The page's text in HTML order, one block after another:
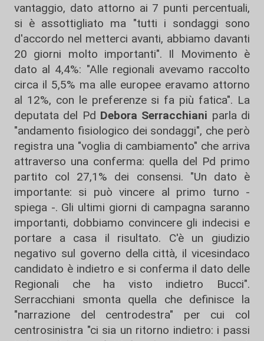
vantaggio, dato attorno ai 7 punti percentuali,
si è assottigliato ma "tutti i sondaggi sono
d'accordo nel metterci avanti, abbiamo davanti
20 giorni molto importanti". Il Movimento è
dato al 4,4%: "Alle regionali avevamo raccolto
circa il 5,5% ma alle europee eravamo attorno
al 12%, con le preferenze si fa più fatica". La
deputata del Pd Debora Serracchiani parla di
"andamento fisiologico dei sondaggi", che però
registra una "voglia di cambiamento" che arriva
attraverso una conferma: quella del Pd primo
partito col 27,1% dei consensi. "Un dato è
importante: si può vincere al primo turno -
spiega -. Gli ultimi giorni di campagna saranno
importanti, dobbiamo convincere gli indecisi e
portare a casa il risultato. C'è un giudizio
negativo sul governo della città, il vicesindaco
candidato è indietro e si conferma il dato delle
Regionali che ha visto indietro Bucci".
Serracchiani smonta quella che definisce la
"narrazione del centrodestra" per cui col
centrosinistra "ci sia un ritorno indietro: i passi